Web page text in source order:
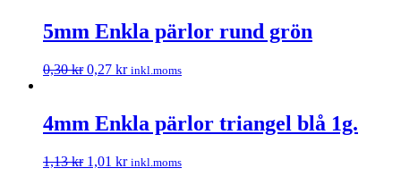
5mm Enkla pärlor rund grön
0,30kr 0,27 kr inkl.moms
4mm Enkla pärlor triangel blå 1g.
1,13kr 1,01 kr inkl.moms